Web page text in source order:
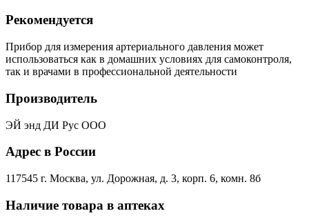
Рекомендуется
Прибор для измерения артериального давления может
использоваться как в домашних условиях для самоконтроля,
так и врачами в профессиональной деятельности
Производитель
ЭЙ энд ДИ Рус ООО
Адрес в России
117545 г. Москва, ул. Дорожная, д. 3, корп. 6, комн. 8б
Наличие товара в аптеках